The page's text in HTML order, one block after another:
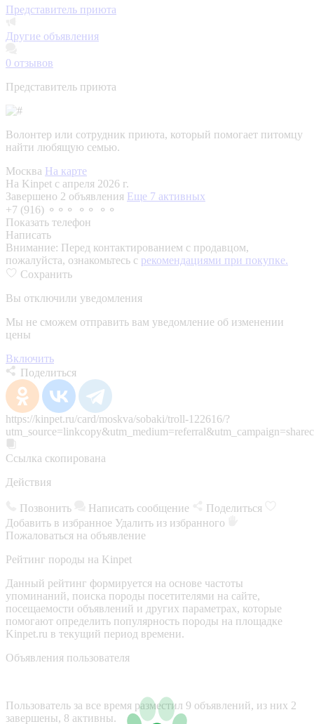
Представитель приюта
Другие объявления
0 отзывов
Представитель приюта
Волонтер или сотрудник приюта, который помогает питомцу
найти любящую семью.
Москва На карте
На Kinpet c апреля 2026 г.
Завершено 2 объявления Еще 7 активных
+7 (916) ⚬⚬⚬ ⚬⚬ ⚬⚬
Показать телефон
Написать
Внимание: Перед контактированием с продавцом,
пожалуйста, ознакомьтесь с рекомендациями при покупке.
Сохранить
Вы отключили уведомления
Мы не сможем отправить вам уведомление об изменении
цены
Включить
Поделиться
https://kinpet.ru/card/moskva/sobaki/troll-122616/?
Ссылка скопирована
Действия
Позвонить Написать сообщение
Поделиться
Добавить в избранное Удалить из избранного
Пожаловаться на объявление
Рейтинг породы на Kinpet
Данный рейтинг формируется на основе частоты
упоминаний, поиска породы посетителями на сайте,
посещаемости объявлений и других параметрах, которые
помогают определить популярность породы на площадке
Kinpet.ru в текущий период времени.
Объявления пользователя
Пользователь за все время разместил 9 объявлений, из них 2
завершены, 8 активны.